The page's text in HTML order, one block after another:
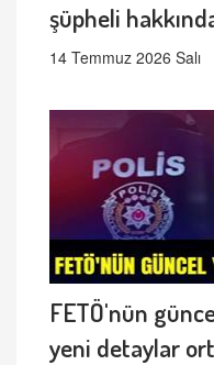
şüpheli
14 Temmuz 2026 Salı
FETÖ'nün
yeni detaylar